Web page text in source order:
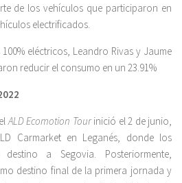
de los vehículos que participaron en
electrificados.
eléctricos, Leandro Rivas y Jaume
reducir el consumo en un 23.91%
ALD Ecomotion Tourinició el 2 de junio,
Carmarket en Leganés, donde los
a Segovia. Posteriormente,
destino final de la primera jornada y